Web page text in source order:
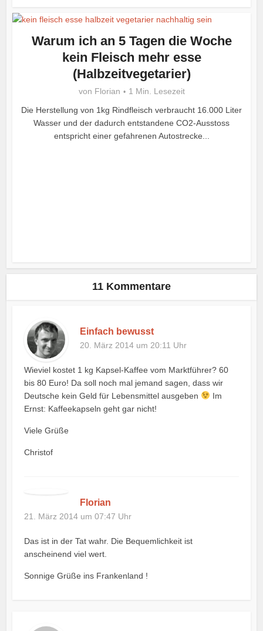
Warum ich an 5 Tagen die Woche
kein Fleisch mehr esse
(Halbzeitvegetarier)
von Florian
1 Min. Lesezeit
Die Herstellung von 1kg Rindfleisch verbraucht 16.000 Liter
Wasser und der dadurch entstandene CO2-Ausstoss
entspricht einer gefahrenen Autostrecke...
11 Kommentare
Einfach bewusst
20. März 2014 um 20:11 Uhr
Wieviel kostet 1 kg Kapsel-Kaffee vom Marktführer? 60
bis 80 Euro! Da soll noch mal jemand sagen, dass wir
Deutsche kein Geld für Lebensmittel ausgeben
Im
Ernst: Kaffeekapseln geht gar nicht!
Viele Grüße
Christof
Florian
21. März 2014 um 07:47 Uhr
Das ist in der Tat wahr. Die Bequemlichkeit ist
anscheinend viel wert.
Sonnige Grüße ins Frankenland !